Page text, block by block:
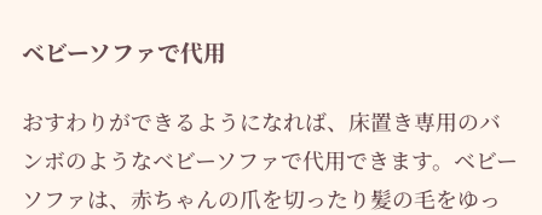
ベビーソファで代用
おすわりができるようになれば、床置き専用のバ
ンボのようなベビーソファで代用できます。ベビー
ソファは、赤ちゃんの爪を切ったり髪の毛をゆっ